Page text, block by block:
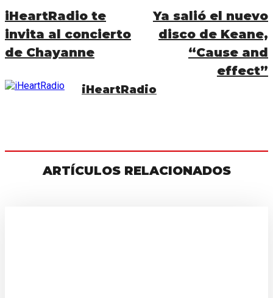
iHeartRadio te
invita al concierto
de Chayanne
Ya salió el nuevo
disco de Keane,
“Cause and
effect”
iHeartRadio
ARTÍCULOS RELACIONADOS